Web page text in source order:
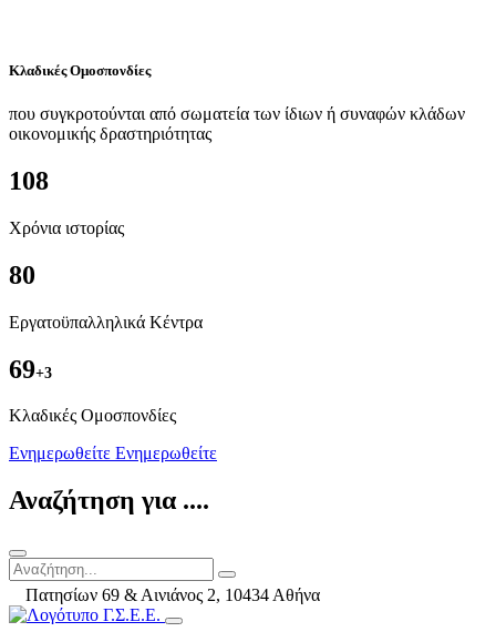
Κλαδικές Ομοσπονδίες
που συγκροτούνται από σωματεία των ίδιων ή συναφών κλάδων
οικονομικής δραστηριότητας
108
Χρόνια ιστορίας
80
Εργατοϋπαλληλικά Κέντρα
69+3
Kλαδικές Ομοσπονδίες
Ενημερωθείτε Ενημερωθείτε
Αναζήτηση για ....
Πατησίων 69 & Αινιάνος 2, 10434 Αθήνα